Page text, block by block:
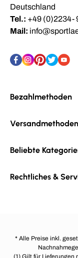
Deutschland
Tel.: +49 (0)2234-
Mail:
Bezahlmethoden
Versandmethoden
Beliebte
Rechtliches &
* Alle Preise inkl.
(1) Gilt für Lieferungen